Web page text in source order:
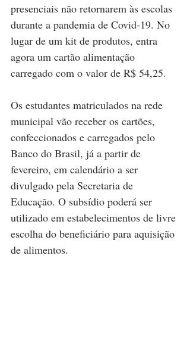
presenciais não retornarem às escolas
durante a pandemia de Covid-19. No
lugar de um kit de produtos, entra
agora um cartão alimentação
carregado com o valor de R$ 54,25.
Os estudantes matriculados na rede
municipal vão receber os cartões,
confeccionados e carregados pelo
Banco do Brasil, já a partir de
fevereiro, em calendário a ser
divulgado pela Secretaria de
Educação. O subsídio poderá ser
utilizado em estabelecimentos de livre
escolha do beneficiário para aquisição
de alimentos.